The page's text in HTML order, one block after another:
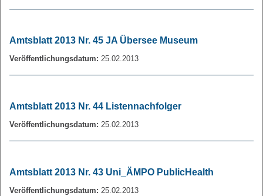
Amtsblatt 2013 Nr. 45 JA Übersee Museum
Veröffentlichungsdatum: 25.02.2013
Amtsblatt 2013 Nr. 44 Listennachfolger
Veröffentlichungsdatum: 25.02.2013
Amtsblatt 2013 Nr. 43 Uni_ÄMPO PublicHealth
Veröffentlichungsdatum: 25.02.2013